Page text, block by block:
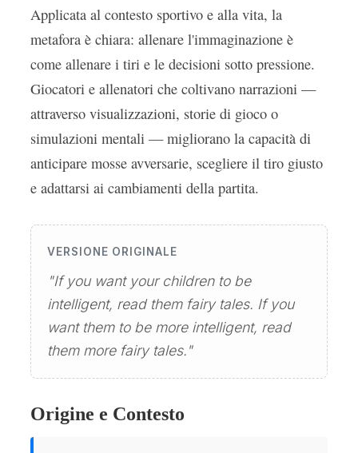
Applicata al contesto sportivo e alla vita, la
metafora è chiara: allenare l'immaginazione è
come allenare i tiri e le decisioni sotto pressione.
Giocatori e allenatori che coltivano narrazioni —
attraverso visualizzazioni, storie di gioco o
simulazioni mentali — migliorano la capacità di
anticipare mosse avversarie, scegliere il tiro giusto
e adattarsi ai cambiamenti della partita.
VERSIONE ORIGINALE
"If you want your children to be
intelligent, read them fairy tales. If you
want them to be more intelligent, read
them more fairy tales."
Origine e Contesto